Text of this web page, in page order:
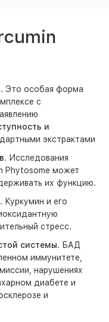
. Это особая форма
с
и
экстрактами
. Исследования
Phytosome может
их функцию.
. Куркумин и его
стресс.
системы. БАД
иммунитете,
нарушениях
диабете и
и